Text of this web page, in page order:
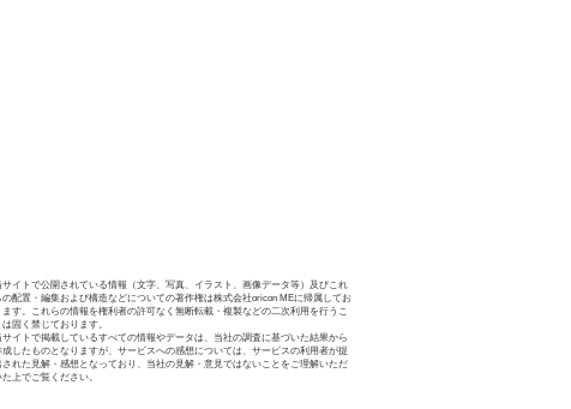
サイトで公開されている情報（文字、写真、イラスト、画像データ等）及びこれ
の配置・編集および構造などについての著作権は株式会社oricon MEに帰属してお
ます。これらの情報を権利者の許可なく無断転載・複製などの二次利用を行うこ
は固く禁じております。
サイトで掲載しているすべての情報やデータは、当社の調査に基づいた結果から
成したものとなりますが、サービスへの感想については、サービスの利用者が提
された見解・感想となっており、当社の見解・意見ではないことをご理解いただ
た上でご覧ください。